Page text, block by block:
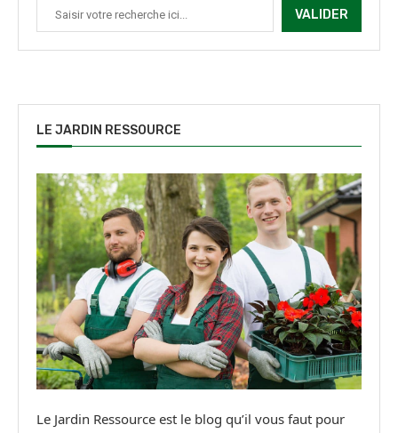
VALIDER
LE JARDIN RESSOURCE
Le Jardin Ressource est le blog qu’il vous faut pour